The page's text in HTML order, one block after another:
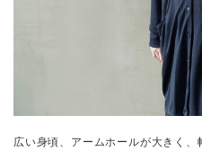
広い身頃、アームホールが大きく